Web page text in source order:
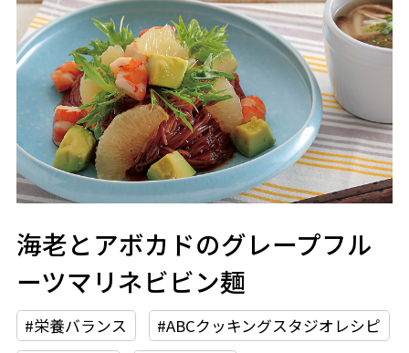
海老とアボカドのグレープフル
ーツマリネビビン麺
#栄養バランス
#ABCクッキングスタジオレシピ